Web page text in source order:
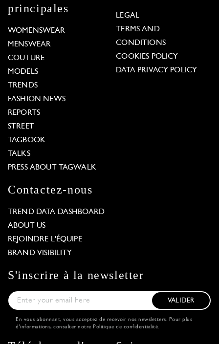
principales
WOMENSWEAR
MENSWEAR
COUTURE
MODELS
TRENDS
FASHION NEWS
REPORTS
STREET
TAGBOOK
TALKS
PRESS ABOUT TAGWALK
LEGAL
TERMS AND
CONDITIONS
COOKIES POLICY
DATA PRIVACY POLICY
Contactez-nous
TREND DATA DASHBOARD
ABOUT US
REJOINDRE L'ÉQUIPE
BRAND VISIBILITY
S'inscrire à la newsletter
VALIDER
En vous abonnant, vous acceptez de recevoir nos newsletters. Pour plus
d'informations, consulter notre Politique de confidentialité.